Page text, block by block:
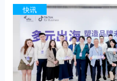
的视野之中。2022年，Bilibili的
南亚增长新模式》案例，共斩获
综合娱乐平台类两项铜奖。
快讯